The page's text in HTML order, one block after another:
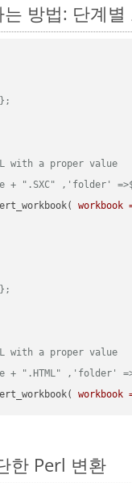
방법: 단계별
with a proper value
+ ".SXC" ,'folder'
workbook
with a proper value
+ ".HTML" ,'folder'
workbook
한 Perl 변환